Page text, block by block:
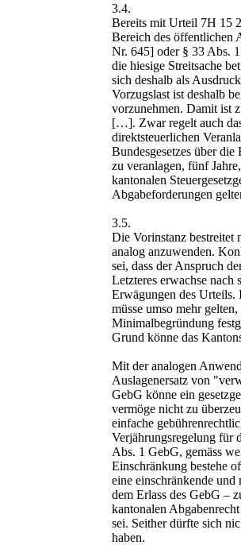
3.4.
Bereits mit Urteil 7H 15
Bereich des öffentlichen
Nr. 645] oder § 33 Abs.
die hiesige Streitsache
sich deshalb als
Vorzugslast ist deshalb
vorzunehmen. Damit ist
[…]. Zwar regelt auch
direktsteuerlichen
Bundesgesetzes über
zu veranlagen, fünf
kantonalen
Abgabeforderungen
3.5.
Die Vorinstanz bestreitet
analog anzuwenden.
sei, dass der Anspruch
Letzteres erwachse
Erwägungen des
müsse umso mehr
Minimalbegründung
Grund könne das
Mit der analogen
Auslagenersatz von
GebG könne ein
vermöge nicht zu
einfache
Verjährungsregelung für
Abs. 1 GebG, gemäss
Einschränkung bestehe
eine einschränkende
dem Erlass des GebG –
kantonalen
sei. Seither dürfte sich
haben.